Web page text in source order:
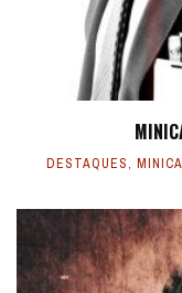
DESTAQUES,